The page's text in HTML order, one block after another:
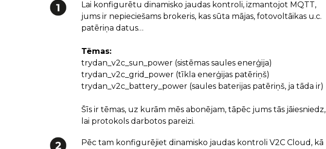
Lai konfigurētu dinamisko jaudas kontroli, izmantojot MQTT,
jums ir nepieciešams brokeris, kas sūta mājas, fotovoltāikas u.c.
patēriņa datus…
Tēmas:
trydan_v2c_sun_power (sistēmas saules enerģija)
trydan_v2c_grid_power (tīkla enerģijas patēriņš)
trydan_v2c_battery_power (saules baterijas patēriņš, ja tāda ir)
Šīs ir tēmas, uz kurām mēs abonējam, tāpēc jums tās jāiesniedz,
lai protokols darbotos pareizi.
Pēc tam konfigurējiet dinamisko jaudas kontroli V2C Cloud, kā